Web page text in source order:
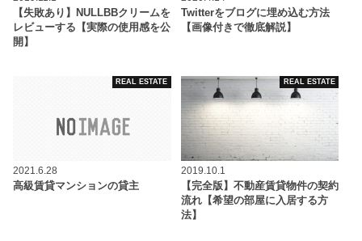
【失敗あり】NULLBBクリームを
レビューする【実際の使用感を公
開】
Twitterをブログに埋め込む方法
【画像付きで徹底解説】
REAL ESTATE
2021.6.28
高級賃貸マンションの貸主
REAL ESTATE
2019.10.1
【完全版】不動産賃貸物件の契約
流れ【希望の部屋に入居する方
法】